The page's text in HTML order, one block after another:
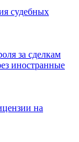
судебных
за сделкам
иностранные
на